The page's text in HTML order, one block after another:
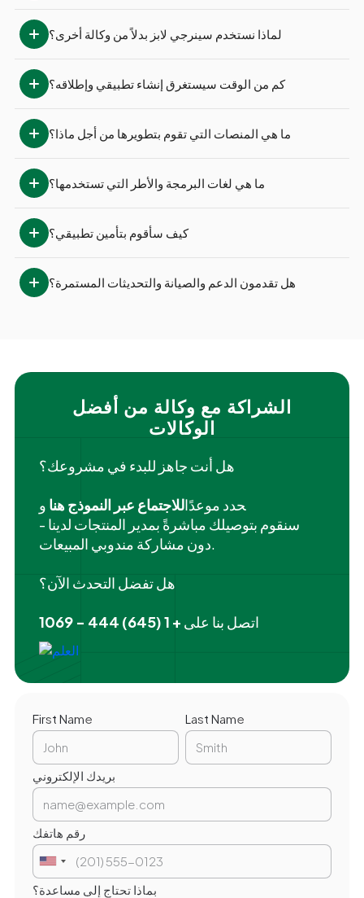
لماذا نستخدم سينرجي لابز بدلاً من وكالة أخرى؟
كم من الوقت سيستغرق إنشاء تطبيقي وإطلاقه؟
ما هي المنصات التي تقوم بتطويرها من أجل ماذا؟
ما هي لغات البرمجة والأطر التي تستخدمها؟
كيف سأقوم بتأمين تطبيقي؟
هل تقدمون الدعم والصيانة والتحديثات المستمرة؟
الشراكة مع وكالة من أفضل
الوكالات
هل أنت جاهز للبدء في مشروعك؟
‍حدد موعدًاللاجتماع عبر النموذج هنا و
سنقوم بتوصيلك مباشرةً بمدير المنتجات لدينا -
هل تفضل التحدث الآن؟
اتصل بنا على + 1 (645) 444 - 1069
First Name Last Name
بريدك الإلكتروني
رقم هاتفك
بماذا تحتاج إلى مساعدة؟